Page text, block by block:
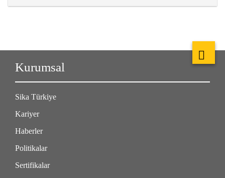
Kurumsal
Sika Türkiye
Kariyer
Haberler
Politikalar
Sertifikalar